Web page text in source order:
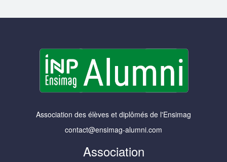
Association des élèves et diplômés de l'Ensimag
contact@ensimag-alumni.com
Association